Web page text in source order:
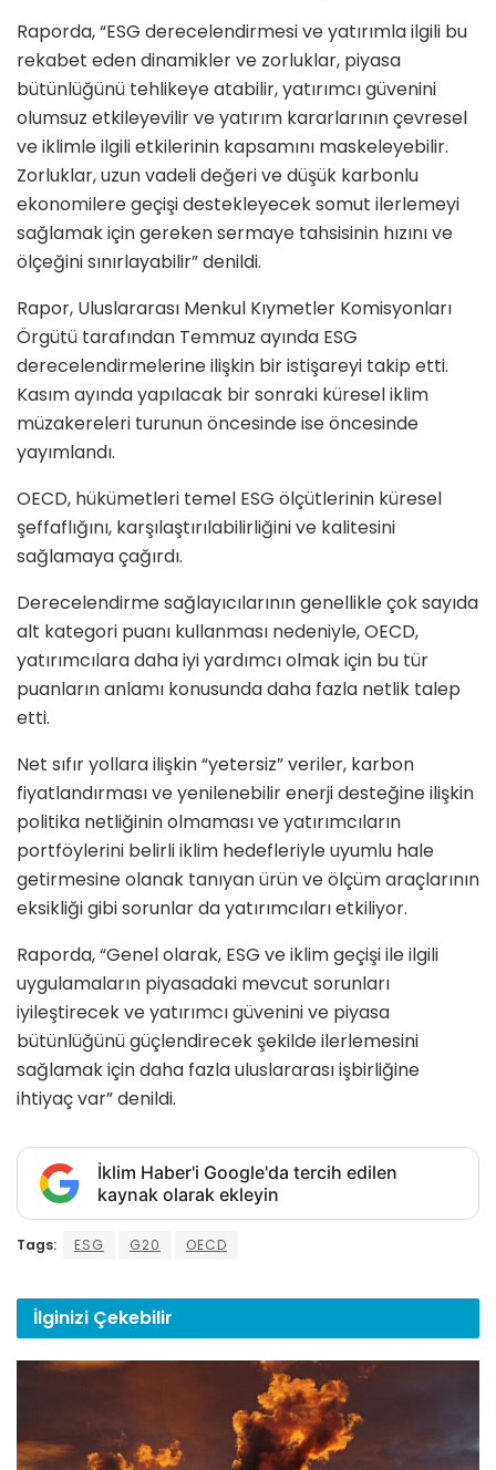
Raporda, “ESG derecelendirmesi ve yatırımla ilgili bu
rekabet eden dinamikler ve zorluklar, piyasa
bütünlüğünü tehlikeye atabilir, yatırımcı güvenini
olumsuz etkileyevilir ve yatırım kararlarının çevresel
ve iklimle ilgili etkilerinin kapsamını maskeleyebilir.
Zorluklar, uzun vadeli değeri ve düşük karbonlu
ekonomilere geçişi destekleyecek somut ilerlemeyi
sağlamak için gereken sermaye tahsisinin hızını ve
ölçeğini sınırlayabilir” denildi.
Rapor, Uluslararası Menkul Kıymetler Komisyonları
Örgütü tarafından Temmuz ayında ESG
derecelendirmelerine ilişkin bir istişareyi takip etti.
Kasım ayında yapılacak bir sonraki küresel iklim
müzakereleri turunun öncesinde ise öncesinde
yayımlandı.
OECD, hükümetleri temel ESG ölçütlerinin küresel
şeffaflığını, karşılaştırılabilirliğini ve kalitesini
sağlamaya çağırdı.
Derecelendirme sağlayıcılarının genellikle çok sayıda
alt kategori puanı kullanması nedeniyle, OECD,
yatırımcılara daha iyi yardımcı olmak için bu tür
puanların anlamı konusunda daha fazla netlik talep
etti.
Net sıfır yollara ilişkin “yetersiz” veriler, karbon
fiyatlandırması ve yenilenebilir enerji desteğine ilişkin
politika netliğinin olmaması ve yatırımcıların
portföylerini belirli iklim hedefleriyle uyumlu hale
getirmesine olanak tanıyan ürün ve ölçüm araçlarının
eksikliği gibi sorunlar da yatırımcıları etkiliyor.
Raporda, “Genel olarak, ESG ve iklim geçişi ile ilgili
uygulamaların piyasadaki mevcut sorunları
iyileştirecek ve yatırımcı güvenini ve piyasa
bütünlüğünü güçlendirecek şekilde ilerlemesini
sağlamak için daha fazla uluslararası işbirliğine
ihtiyaç var” denildi.
İklim Haber'i Google'da tercih edilen
kaynak olarak ekleyin
Tags: ESG G20 OECD
İlginizi Çekebilir